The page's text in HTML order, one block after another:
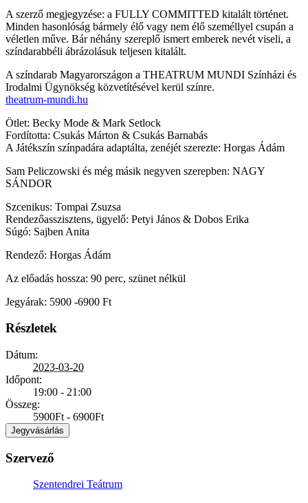
A szerző megjegyzése: a FULLY COMMITTED kitalált történet.
Minden hasonlóság bármely élő vagy nem élő személlyel csupán a
véletlen műve. Bár néhány szereplő ismert emberek nevét viseli, a
színdarabbéli ábrázolásuk teljesen kitalált.
A színdarab Magyarországon a THEATRUM MUNDI Színházi és
Irodalmi Ügynökség közvetítésével kerül színre.
theatrum-mundi.hu
Ötlet: Becky Mode & Mark Setlock
Fordította: Csukás Márton & Csukás Barnabás
A Játékszín színpadára adaptálta, zenéjét szerezte: Horgas Ádám
Sam Peliczowski és még másik negyven szerepben: NAGY
SÁNDOR
Szcenikus: Tompai Zsuzsa
Rendezőasszisztens, ügyelő: Petyi János & Dobos Erika
Súgó: Sajben Anita
Rendező: Horgas Ádám
Az előadás hossza: 90 perc, szünet nélkül
Jegyárak: 5900 -6900 Ft
Részletek
Dátum:
2023-03-20
Időpont:
19:00 - 21:00
Összeg:
5900Ft - 6900Ft
Jegyvásárlás
Szervező
Szentendrei Teátrum